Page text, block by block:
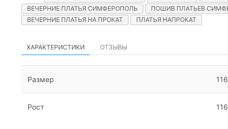
ВЕЧЕРНИЕ ПЛАТЬЯ СИМФЕРОПОЛЬ
ПОШИВ ПЛАТЬЕВ
ВЕЧЕРНИЕ ПЛАТЬЯ НА ПРОКАТ
ПЛАТЬЯ НАПРОКАТ
ХАРАКТЕРИСТИКИ ОТЗЫВЫ
Размер
Рост